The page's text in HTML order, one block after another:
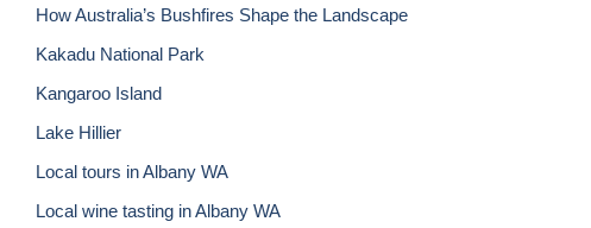
How Australia’s Bushfires Shape the Landscape
Kakadu National Park
Kangaroo Island
Lake Hillier
Local tours in Albany WA
Local wine tasting in Albany WA